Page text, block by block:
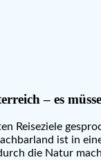
– es
Reiseziele
ist in
die Natur